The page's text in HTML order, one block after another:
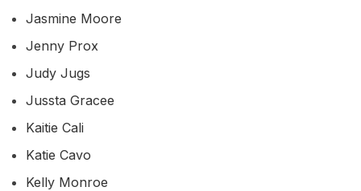
Jasmine Moore
Jenny Prox
Judy Jugs
Jussta Gracee
Kaitie Cali
Katie Cavo
Kelly Monroe